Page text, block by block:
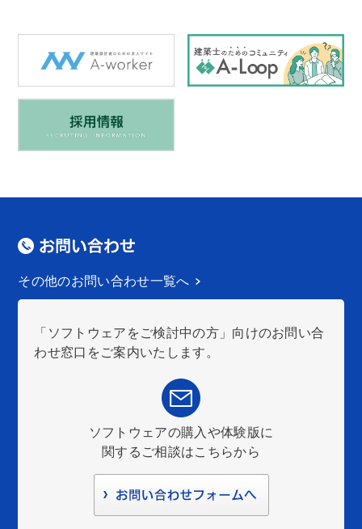
その他のお問い合わせ一覧へ
「ソフトウェアをご検討中の方」向けのお問い合
わせ窓口をご案内いたします。
ソフトウェアの購入や体験版に
関するご相談はこちらから